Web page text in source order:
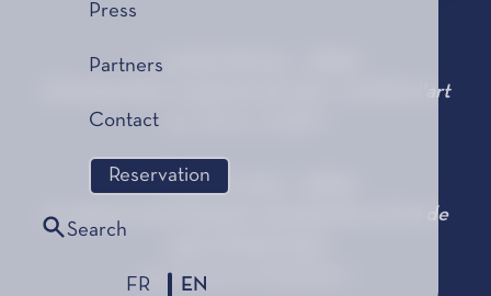
Press
Partners
Contact
Reservation
Search
FR EN
Lundi 5 février - 18h30
Christian Dior, couturier du rêve - au fil de l'art
Lundi 12 mars - 18h30
Le chemin de la beauté, introduction à l'art de
par Marilena PASQUALI